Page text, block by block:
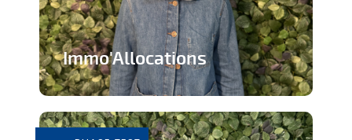
Immo'Allocations
les personnes touchant des...